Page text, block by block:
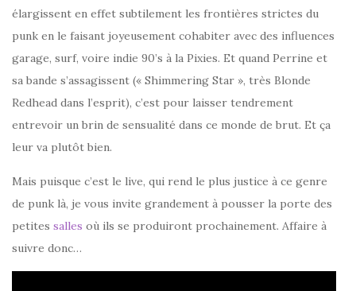
élargissent en effet subtilement les frontières strictes du
punk en le faisant joyeusement cohabiter avec des influences
garage, surf, voire indie 90’s à la Pixies. Et quand Perrine et
sa bande s’assagissent (« Shimmering Star », très Blonde
Redhead dans l’esprit), c’est pour laisser tendrement
entrevoir un brin de sensualité dans ce monde de brut. Et ça
leur va plutôt bien.
Mais puisque c’est le live, qui rend le plus justice à ce genre
de punk là, je vous invite grandement à pousser la porte des
petites salles où ils se produiront prochainement. Affaire à
suivre donc…